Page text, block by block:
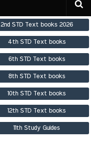
2nd STD Text books 2026
4th STD Text books
6th STD Text books
8th STD Text books
10th STD Text books
12th STD Text books
11th Study Guides